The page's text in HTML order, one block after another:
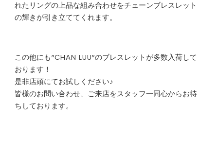
れたリングの上品な組み合わせをチェーンブレスレット
の輝きが引き立ててくれます。
この他にも”CHAN LUU”のブレスレットが多数入荷して
おります！
是非店頭にてお試しください♪
皆様のお問い合わせ、ご来店をスタッフ一同心からお待
ちしております。